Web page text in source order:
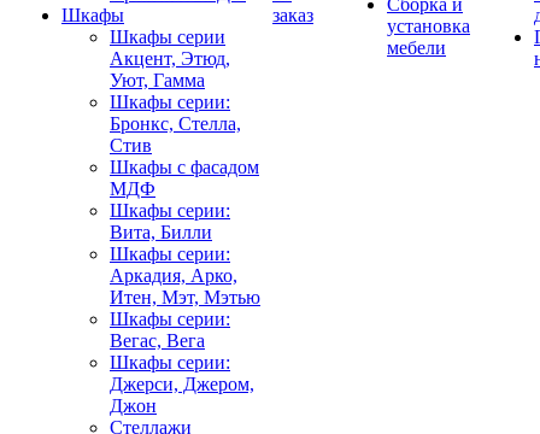
Шкафы
Шкафы серии
Акцент, Этюд,
Уют, Гамма
Шкафы серии:
Бронкс, Стелла,
Стив
Шкафы с фасадом
МДФ
Шкафы серии:
Вита, Билли
Шкафы серии:
Аркадия, Арко,
Итен, Мэт, Мэтью
Шкафы серии:
Вегас, Вега
Шкафы серии:
Джерси, Джером,
Джон
Стеллажи
заказ
Сборка и
установка
мебели